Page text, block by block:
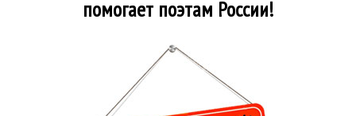
помогает поэтам России!